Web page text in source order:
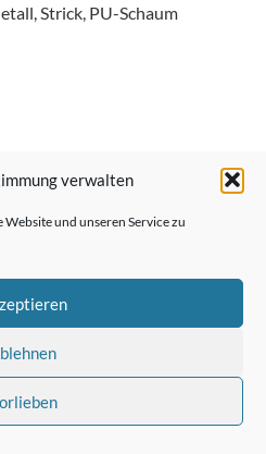
verwalten
und unseren Service zu
Strick, PU-Schaum